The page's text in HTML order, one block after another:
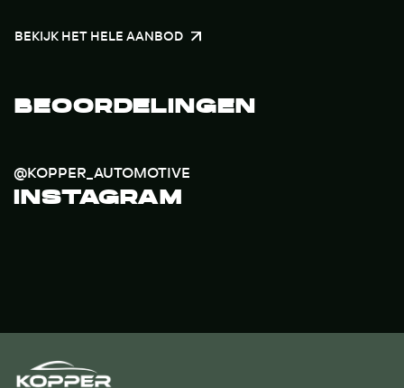
BEKIJK HET HELE AANBOD
BEOORDELINGEN
@KOPPER_AUTOMOTIVE
INSTAGRAM